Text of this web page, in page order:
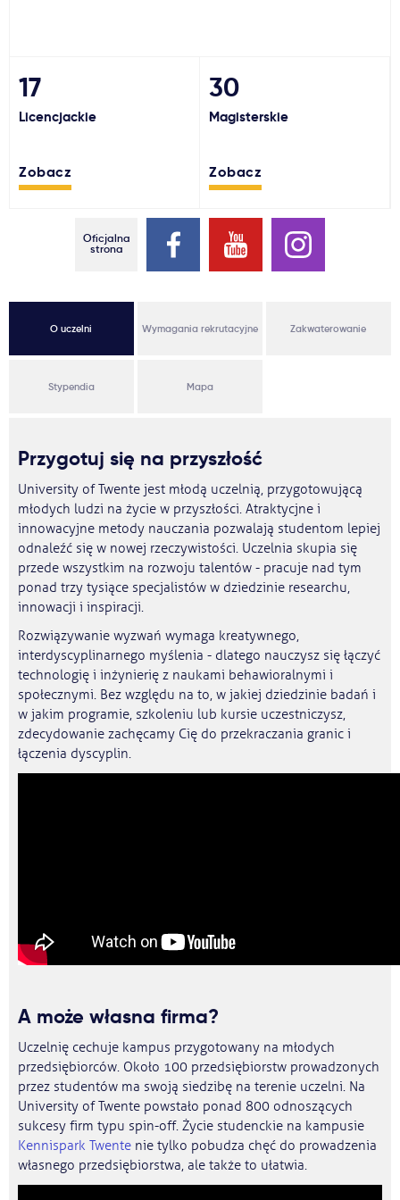
Usługi
Aktualności
17
Licencjackie
Zobacz
30
Magisterskie
Zobacz
Oficjalna
strona
O uczelni Wymagania rekrutacyjne Zakwaterowanie
Stypendia Mapa
Przygotuj się na przyszłość
University of Twente jest młodą uczelnią, przygotowującą
młodych ludzi na życie w przyszłości. Atraktycjne i
innowacyjne metody nauczania pozwalają studentom lepiej
odnaleźć się w nowej rzeczywistości. Uczelnia skupia się
przede wszystkim na rozwoju talentów - pracuje nad tym
ponad trzy tysiące specjalistów w dziedzinie researchu,
innowacji i inspiracji.
Rozwiązywanie wyzwań wymaga kreatywnego,
interdyscyplinarnego myślenia - dlatego nauczysz się łączyć
technologię i inżynierię z naukami behawioralnymi i
społecznymi. Bez względu na to, w jakiej dziedzinie badań i
w jakim programie, szkoleniu lub kursie uczestniczysz,
zdecydowanie zachęcamy Cię do przekraczania granic i
łączenia dyscyplin.
A może własna firma?
Uczelnię cechuje kampus przygotowany na młodych
przedsiębiorców. Około 100 przedsiębiorstw prowadzonych
przez studentów ma swoją siedzibę na terenie uczelni. Na
University of Twente powstało ponad 800 odnoszących
sukcesy firm typu spin-off. Życie studenckie na kampusie
Kennispark Twente nie tylko pobudza chęć do prowadzenia
własnego przedsiębiorstwa, ale także to ułatwia.